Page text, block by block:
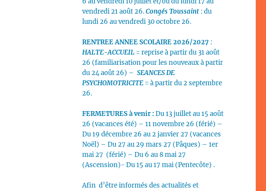
vendredi 21 août 26.Congés Toussaint: du
lundi 26 au vendredi 30 octobre 26.
RENTREE ANNEE SCOLAIRE 2026/2027:
HALTE-ACCUEIL= reprise à partir du 31 août
26 (familiarisation pour les nouveaux à partir
du 24 août 26) – SEANCES DE
PSYCHOMOTRICITE= à partir du 2 septembre
26.
FERMETURESà venir :Du 13 juillet au 15 août
26 (vacances été) – 11 novembre 26 (férié) –
Du 19 décembre 26 au 2 janvier 27 (vacances
Noël) – Du 27 au 29 mars 27 (Pâques) – 1er
mai 27 (férié) – Du 6 au 8 mai 27
(Ascension)- Du 15 au 17 mai (Pentecôte) .
Afin d’être informés des actualités et